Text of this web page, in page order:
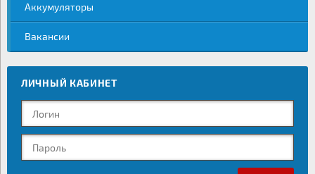
Аккумуляторы
Вакансии
ЛИЧНЫЙ КАБИНЕТ